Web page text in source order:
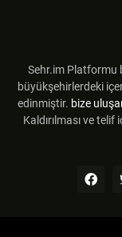
Sehr.im Platformu
büyükşehirlerdeki
edinmiştir. bize
Kaldırılması ve